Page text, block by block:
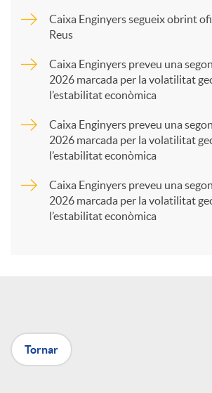
p
a
X
Caixa Enginyers segueix obrint
Reus
Caixa Enginyers preveu una
2026 marcada per la volatilitat
l’estabilitat econòmica
Caixa Enginyers preveu una
2026 marcada per la volatilitat
l’estabilitat econòmica
Caixa Enginyers preveu una
2026 marcada per la volatilitat
l’estabilitat econòmica
Tornar